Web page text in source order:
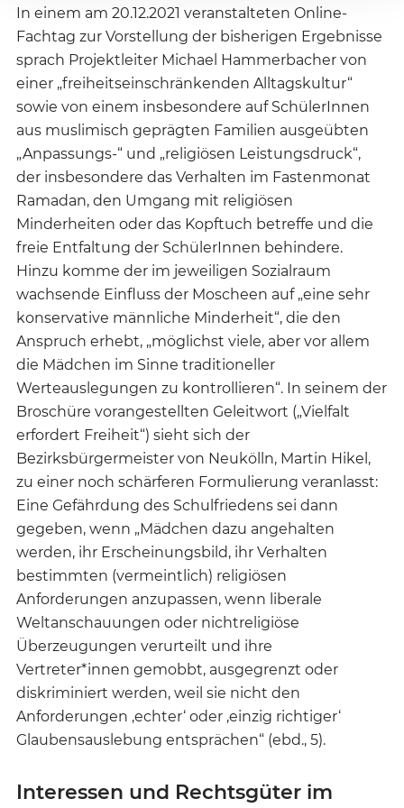
In einem am 20.12.2021 veranstalteten Online-
Fachtag zur Vorstellung der bisherigen Ergebnisse
sprach Projektleiter Michael Hammerbacher von
einer „freiheitseinschränkenden Alltagskultur“
sowie von einem insbesondere auf SchülerInnen
aus muslimisch geprägten Familien ausgeübten
„Anpassungs-“ und „religiösen Leistungsdruck“,
der insbesondere das Verhalten im Fastenmonat
Ramadan, den Umgang mit religiösen
Minderheiten oder das Kopftuch betreffe und die
freie Entfaltung der SchülerInnen behindere.
Hinzu komme der im jeweiligen Sozialraum
wachsende Einfluss der Moscheen auf „eine sehr
konservative männliche Minderheit“, die den
Anspruch erhebt, „möglichst viele, aber vor allem
die Mädchen im Sinne traditioneller
Werteauslegungen zu kontrollieren“. In seinem der
Broschüre vorangestellten Geleitwort („Vielfalt
erfordert Freiheit“) sieht sich der
Bezirksbürgermeister von Neukölln, Martin Hikel,
zu einer noch schärferen Formulierung veranlasst:
Eine Gefährdung des Schulfriedens sei dann
gegeben, wenn „Mädchen dazu angehalten
werden, ihr Erscheinungsbild, ihr Verhalten
bestimmten (vermeintlich) religiösen
Anforderungen anzupassen, wenn liberale
Weltanschauungen oder nichtreligiöse
Überzeugungen verurteilt und ihre
Vertreter*innen gemobbt, ausgegrenzt oder
diskriminiert werden, weil sie nicht den
Anforderungen ‚echter‘ oder ‚einzig richtiger‘
Glaubensauslebung entsprächen“ (ebd., 5).
Interessen und Rechtsgüter im